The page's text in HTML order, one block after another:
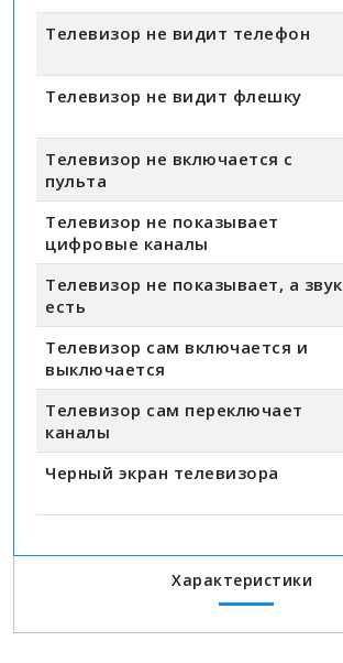
Телевизор не видит телефон
Телевизор не видит флешку
Телевизор не включается с
пульта
Телевизор не показывает
цифровые каналы
Телевизор не показывает, а звук
есть
Телевизор сам включается и
выключается
Телевизор сам переключает
каналы
Черный экран телевизора
Характеристики